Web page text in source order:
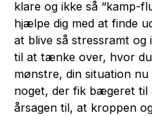
klare og ikke så “kamp-
hjælpe dig med at finde
at blive så stressramt og
til at tænke over, hvor
mønstre, din situation
noget, der fik bægeret til
årsagen til, at kroppen